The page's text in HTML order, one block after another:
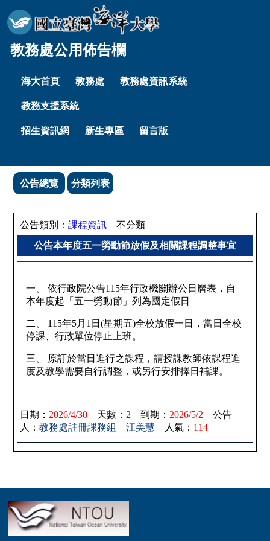
教務處公用佈告欄
海大首頁 教務處 教務處資訊系統
教務支援系統
招生資訊網 新生專區 留言版
公告總覽 分類列表
公告類別：課程資訊 不分類
公告本年度五一勞動節放假及相關課程調整事宜
一、
依行政院公告115年行政機關辦公日曆表，自
本年度起「五一勞動節」列為國定假日
二、
115年5月1日(星期五)全校放假一日，當日全校
停課、行政單位停止上班。
三、
原訂於當日進行之課程，請授課教師依課程進
度及教學需要自行調整，或另行安排擇日補課。
日期： 2026/4/30 天數： 2 到期： 2026/5/2 公告
人：教務處註冊課務組 江美慧 人氣： 114